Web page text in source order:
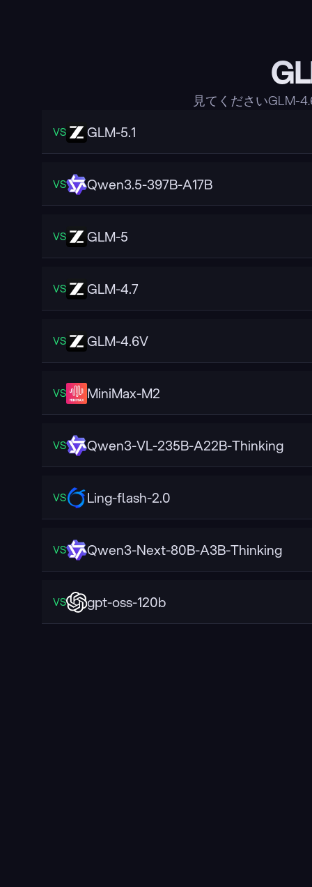
見てくださいGLM-
VS GLM-5.1
VS Qwen3.5-397B-A17B
VS GLM-5
VS GLM-4.7
VS GLM-4.6V
VS MiniMax-M2
VS Qwen3-VL-235B-A22B-Thinking
VS Ling-flash-2.0
VS Qwen3-Next-80B-A3B-Thinking
VS gpt-oss-120b